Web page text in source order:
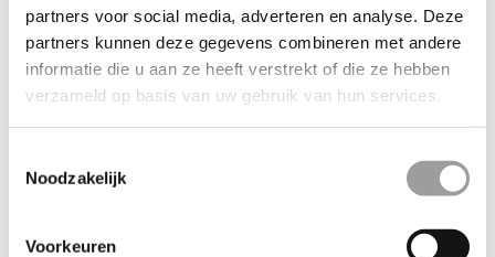
partners voor social media, adverteren en analyse. Deze
partners kunnen deze gegevens combineren met andere
informatie die u aan ze heeft verstrekt of die ze hebben
verzameld op basis van uw gebruik van hun services.
Noodzakelijk
Voorkeuren
Tekst op voucher
Maak een keuze
Opmerking of vraag?